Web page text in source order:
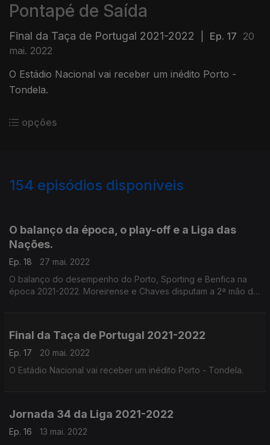
Pontapé de Saída
Final da Taça de Portugal 2021-2022 Ep. 17 20
mai. 2022
O Estádio Nacional vai receber um inédito Porto -
Tondela.
opções
154 episódios disponíveis
O balanço da época, o play-off e a Liga das
Nações.
Ep. 18
27 mai. 2022
O balanço do desempenho do Porto, Sporting e Benfica na
época 2021-2022. Moreirense e Chaves disputam a 2ª mão do
Final da Taça de Portugal 2021-2022
Ep. 17
20 mai. 2022
O Estádio Nacional vai receber um inédito Porto - Tondela.
Jornada 34 da Liga 2021-2022
Ep. 16
13 mai. 2022